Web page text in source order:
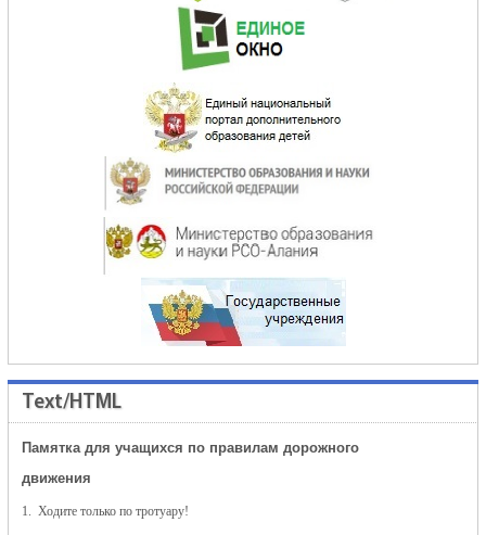
Text/HTML
Памятка для учащихся по правилам дорожного
движения
1. Ходите только по тротуару!